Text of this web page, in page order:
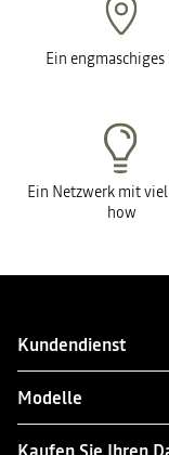
Ein engmaschiges
Ein Netzwerk mit
how
Kundendienst
Modelle